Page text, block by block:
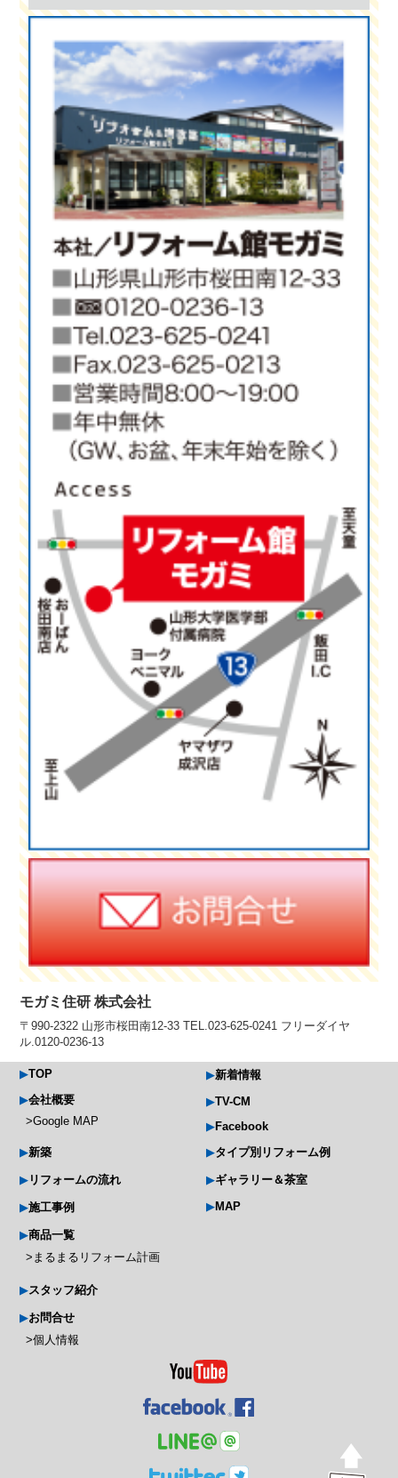
モガミ住研 株式会社
〒990-2322 山形市桜田南12-33 TEL.023-625-0241 フリーダイヤ
ル.0120-0236-13
TOP
会社概要
Google MAP
新築
リフォームの流れ
施工事例
商品一覧
まるまるリフォーム計画
スタッフ紹介
お問合せ
個人情報
新着情報
TV-CM
Facebook
タイプ別リフォーム例
ギャラリー＆茶室
MAP